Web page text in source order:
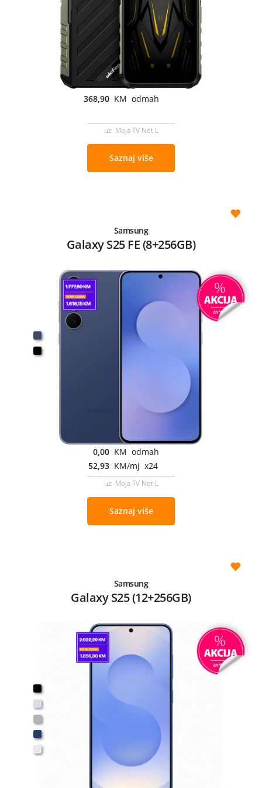
368,90 KM odmah
uz Moja TV Net L
Saznaj više
Samsung
Galaxy S25 FE (8+256GB)
0,00 KM odmah
52,93 KM/mj x24
uz Moja TV Net L
Saznaj više
Samsung
Galaxy S25 (12+256GB)